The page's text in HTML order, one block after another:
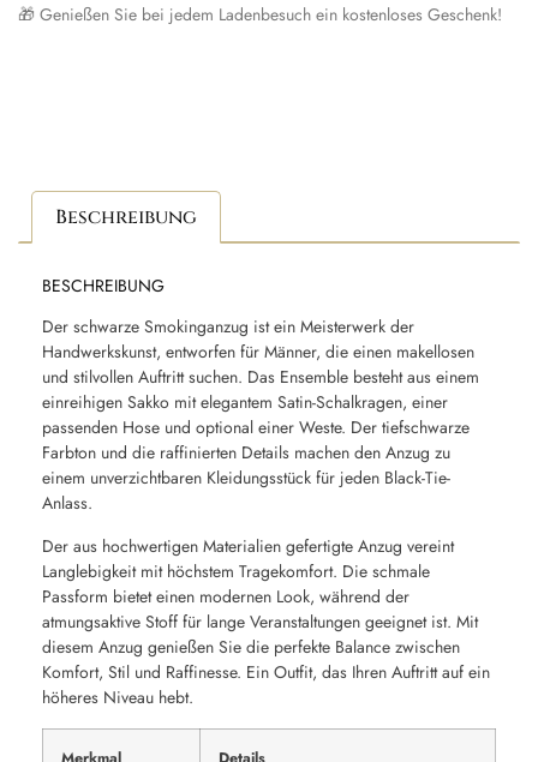
🎁 Genießen Sie bei jedem Ladenbesuch ein kostenloses Geschenk!
Beschreibung
BESCHREIBUNG
Der schwarze Smokinganzug ist ein Meisterwerk der
Handwerkskunst, entworfen für Männer, die einen makellosen
und stilvollen Auftritt suchen. Das Ensemble besteht aus einem
einreihigen Sakko mit elegantem Satin-Schalkragen, einer
passenden Hose und optional einer Weste. Der tiefschwarze
Farbton und die raffinierten Details machen den Anzug zu
einem unverzichtbaren Kleidungsstück für jeden Black-Tie-
Anlass.
Der aus hochwertigen Materialien gefertigte Anzug vereint
Langlebigkeit mit höchstem Tragekomfort. Die schmale
Passform bietet einen modernen Look, während der
atmungsaktive Stoff für lange Veranstaltungen geeignet ist. Mit
diesem Anzug genießen Sie die perfekte Balance zwischen
Komfort, Stil und Raffinesse. Ein Outfit, das Ihren Auftritt auf ein
höheres Niveau hebt.